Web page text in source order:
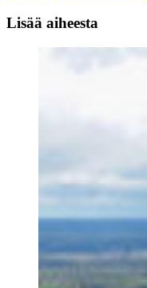
Lisää aiheesta